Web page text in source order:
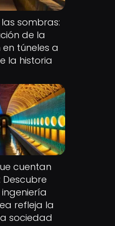
sombras:
de la
túneles a
la historia
cuentan
Descubre
refleja la
sociedad